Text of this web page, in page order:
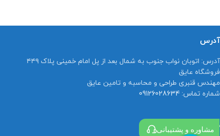
مشاوره و پشتیبانی
آدرس
آدرس:
اتوبان نواب جنوب به شمال بعد از پل امام خمینی پلاک ۴۴۹
فروشگاه عایق
مهندس قنبری طراحی و محاسبه و تامین عایق
شماره تماس: 09126028634
مجوزات